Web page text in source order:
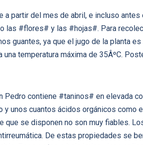
a partir del mes de abril, e incluso
las #flores# y las #hojas#. Para
guantes, ya que el jugo de la planta
una temperatura máxima de 35ÂºC.
Pedro contiene #taninos# en elevada
y unos cuantos ácidos orgánicos como
que se disponen no son muy fiables.
De estas propiedades se